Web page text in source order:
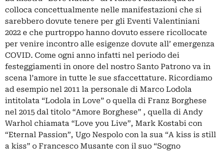
colloca concettualmente nelle manifestazioni che si
sarebbero dovute tenere per gli Eventi Valentiniani
2022 e che purtroppo hanno dovuto essere ricollocate
per venire incontro alle esigenze dovute all’ emergenza
COVID. Come ogni anno infatti nel periodo dei
festeggiamenti in onore del nostro Santo Patrono va in
scena l’amore in tutte le sue sfaccettature. Ricordiamo
ad esempio nel 2011 la personale di Marco Lodola
intitolata “Lodola in Love” o quella di Franz Borghese
nel 2015 dal titolo “Amore Borghese” , quella di Andy
Warhol chiamata “Love you Live”, Mark Kostabi con
“Eternal Passion”, Ugo Nespolo con la sua “A kiss is still
a kiss” o Francesco Musante con il suo “Sogno